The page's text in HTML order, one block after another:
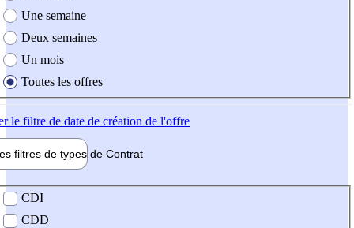
Une semaine
Deux semaines
Un mois
Toutes les offres
le filtre de date de création de l'offre
filtres de types de Contrat
contrat
CDI
CDD